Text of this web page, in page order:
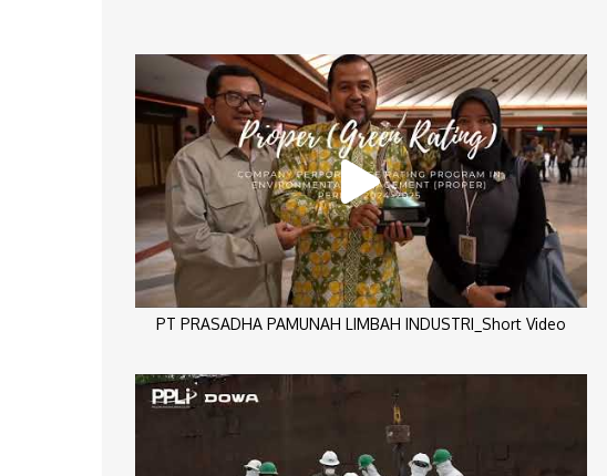
PT PRASADHA PAMUNAH LIMBAH INDUSTRI_Short Video